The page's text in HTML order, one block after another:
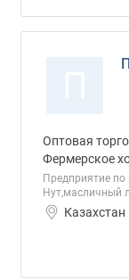
Оптовая
Фермерское
Предприятие
Нут,масличный
Казахстан